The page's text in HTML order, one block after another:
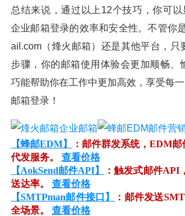
总结来说，通过以上12个技巧，你可以
企业邮箱登录的效率和安全性。不管你
ail.com（烽火邮箱）还是其他平台，只
步骤，你的邮箱使用体验会更加顺畅、
巧能帮助你在工作中更加高效，享受每
邮箱登录！
【蜂邮EDM】
：邮件群发系统，EDM
代发服务。 查看价格
【AokSend邮件API】
：触发式邮件API
送达率。 查看价格
【SMTPman邮件接口】
：邮件发送
全场景。 查看价格